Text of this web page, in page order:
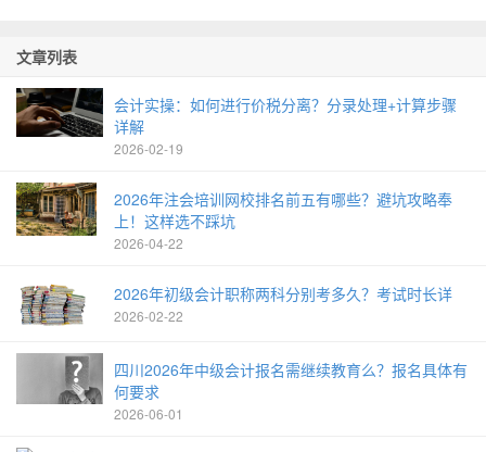
文章列表
会计实操：如何进行价税分离？分录处理+计算步骤
详解
2026-02-19
2026年注会培训网校排名前五有哪些？避坑攻略奉
上！这样选不踩坑
2026-04-22
2026年初级会计职称两科分别考多久？考试时长详
2026-02-22
四川2026年中级会计报名需继续教育么？报名具体有
何要求
2026-06-01